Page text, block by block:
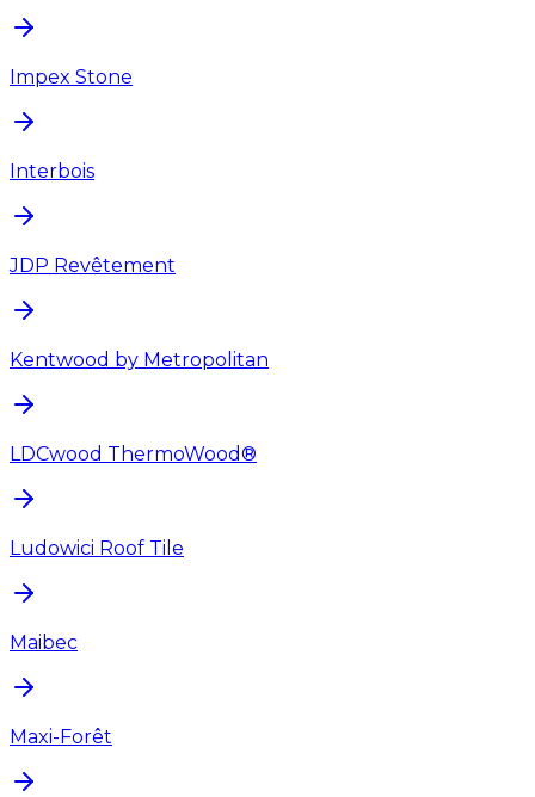
Impex Stone
Interbois
JDP Revêtement
Kentwood by Metropolitan
LDCwood ThermoWood®
Ludowici Roof Tile
Maibec
Maxi-Forêt